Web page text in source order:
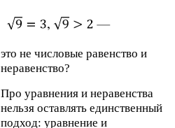
это не числовые равенство и
неравенство?
Про уравнения и неравенства
нельзя оставлять единственный
подход: уравнение и